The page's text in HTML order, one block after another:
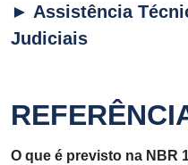
► Assistência
Judiciais
O que é previsto na NBR